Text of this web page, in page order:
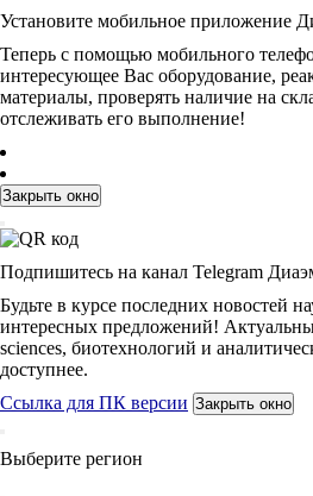
Установите мобильное приложение
Теперь с помощью мобильного
интересующее Вас оборудование,
материалы, проверять наличие на
отслеживать его выполнение!
Закрыть окно
Подпишитесь на канал Telegram
Будьте в курсе последних новостей
интересных предложений!
sciences, биотехнологий и
доступнее.
Ссылка для ПК версии Закрыть окно
Выберите регион